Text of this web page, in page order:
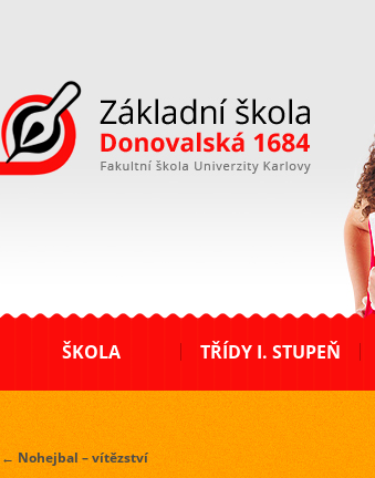
ZŠ Donovalská
ŠKOLA TŘÍDY I. STUPEŇ
← Nohejbal – vítězství